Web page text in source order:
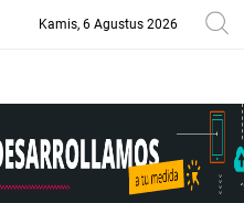
Kamis, 6 Agustus 2026